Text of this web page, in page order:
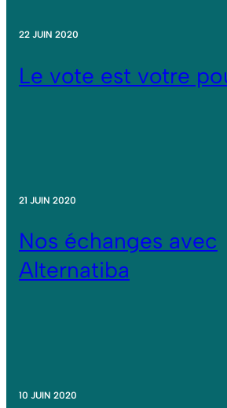
22 JUIN 2020
Le vote est votre
21 JUIN 2020
Nos échanges avec
Alternatiba
10 JUIN 2020